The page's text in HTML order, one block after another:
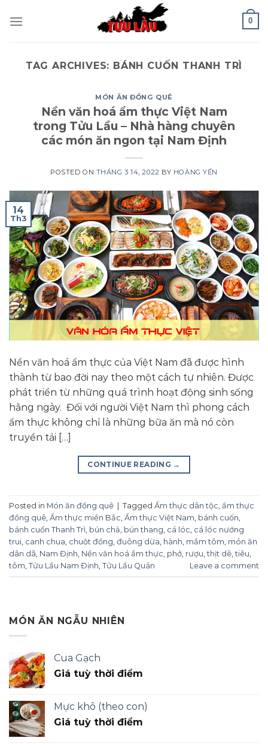
0
TAG ARCHIVES: BÁNH CUỐN THANH TRÌ
MÓN ĂN ĐỒNG QUÊ
Nền văn hoá ẩm thực Việt Nam
trong Tửu Lầu – Nhà hàng chuyên
các món ăn ngon tại Nam Định
POSTED ON THÁNG 3 14, 2022 BY HOÀNG YẾN
14
Th3
Nền văn hoá ẩm thực của Việt Nam đã được hình
thành từ bao đời nay theo một cách tự nhiên. Được
phát triển từ những quá trình hoạt động sinh sống
hằng ngày. Đối với người Việt Nam thì phong cách
ẩm thực không chỉ là những bữa ăn mà nó còn
truyền tải […]
CONTINUE READING →
Posted in Món ăn đồng quê Tagged Ẩm thực dân tộc ẩm thực
đồng quê Ẩm thực miền Bắc Ẩm thực Việt Nam bánh cuốn
bánh cuốn Thanh Trì bún chả bún thang cá lóc cá lóc nướng
trui canh chua chuột đồng đuông dừa hành mắm tôm món ăn
dân dã Nam Định Nền văn hoá ẩm thực phở rượu ,thịt dê ,tiêu
tôm Tửu Lầu Nam Định Tửu Lầu Quán Leave a comment
MÓN ĂN NGẪU NHIÊN
Cua Gạch
Giá tuỳ thời điểm
Mực khô (theo con)
Giá tuỳ thời điểm